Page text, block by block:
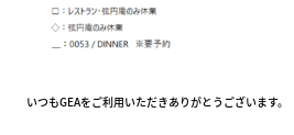
いつもGEAをご利用いただきありがとうございます。